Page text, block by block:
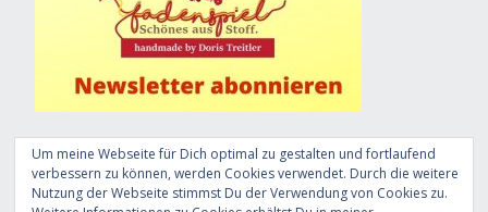
© Doris Treitler, 2019
Um meine Webseite für Dich optimal zu gestalten und fortlaufend
verbessern zu können, werden Cookies verwendet. Durch die weitere
Nutzung der Webseite stimmst Du der Verwendung von Cookies zu.